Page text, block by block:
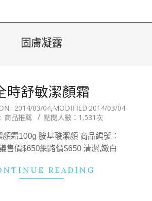
固膚凝露
時舒敏潔顏霜
2014/03/04,MODIFIED:2014/03/04
商品推薦 點閱人數：1,531次
顏霜100g 胺基酸潔顏 商品編號：
售價$650網路價$650 清潔,嫩白
READING